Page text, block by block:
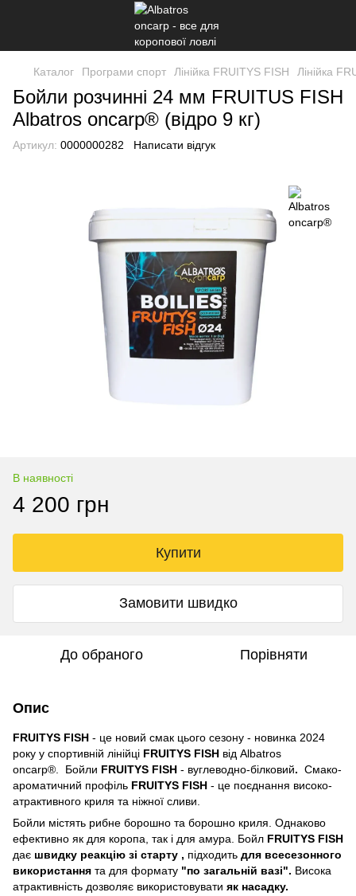
Каталог Програми спорт Лінійка FRUITYS FISH Лінійка
Бойли розчинні 24 мм FRUITUS FISH
Albatros oncarp® (відро 9 кг)
Артикул: 0000000282 Написати відгук
В наявності
4 200 грн
Купити
Замовити швидко
До обраного Порівняти
Опис
FRUITYS FISH - це новий смак цього сезону - новинка 2024
року у спортивній лінійці FRUITYS FISH від Albatros
oncarp®. Бойли FRUITYS FISH - вуглеводно-білковий. Смако-
ароматичний профіль FRUITYS FISH - це поєднання високо-
атрактивного криля та ніжної сливи.
Бойли містять рибне борошно та борошно криля. Однаково
ефективно як для коропа, так і для амура. Бойл FRUITYS FISH
дає швидку реакцію зі старту , підходить для всесезонного
використання та для формату "по загальній вазі". Висока
атрактивність дозволяє використовувати як насадку.